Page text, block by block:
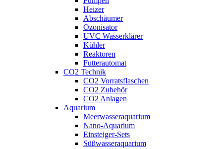
Heizer
Abschäumer
Ozonisator
UVC Wasserklärer
Kühler
Reaktoren
Futterautomat
CO2 Technik
CO2 Vorratsflaschen
CO2 Zubehör
CO2 Anlagen
Aquarium
Meerwasseraquarium
Nano-Aquarium
Einsteiger-Sets
Süßwasseraquarium